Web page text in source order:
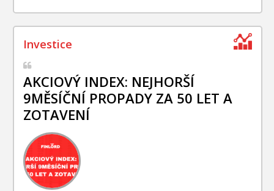
AKCIOVÝ INDEX: NEJHORŠÍ
9MĚSÍČNÍ PROPADY ZA 50 LET A
ZOTAVENÍ